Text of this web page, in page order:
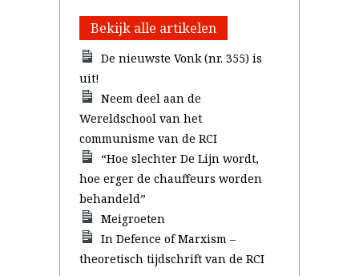
Bekijk alle artikelen
De nieuwste Vonk (nr. 355) is
uit!
Neem deel aan de
Wereldschool van het
communisme van de RCI
“Hoe slechter De Lijn wordt,
hoe erger de chauffeurs worden
behandeld”
Meigroeten
In Defence of Marxism –
theoretisch tijdschrift van de RCI